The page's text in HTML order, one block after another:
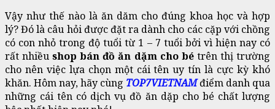
Vậy như thế nào là ăn dăm cho đúng khoa học và hợp
lý? Đó là câu hỏi được đặt ra dành cho các cặp với chồng
có con nhỏ trong độ tuổi từ 1 – 7 tuổi bởi vì hiện nay có
rất nhiềushop bán đồ ăn dặm cho bé trên thị trường
cho nên việc lựa chọn một cái tên uy tín là cực kỳ khó
khăn. Hôm nay, hãy cùng TOP7VIETNAMđiểm danh qua
những cái tên có dịch vụ đồ ăn dặp cho bé chất lượng